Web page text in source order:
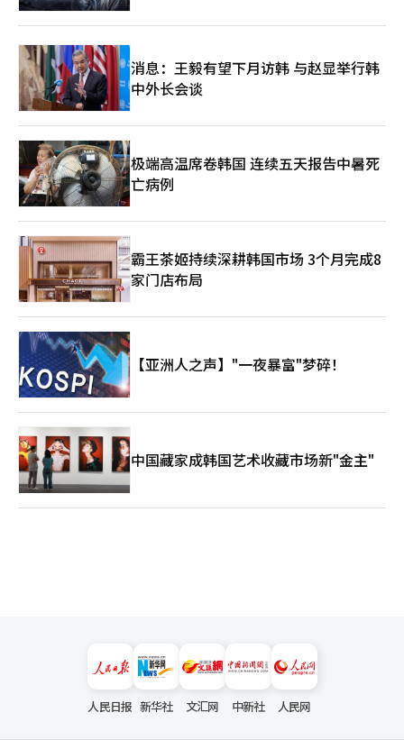
消息：王毅有望下月访韩 与赵显举行韩
中外长会谈
极端高温席卷韩国 连续五天报告中暑死
亡病例
霸王茶姬持续深耕韩国市场 3个月完成8
家门店布局
【亚洲人之声】"一夜暴富"梦碎！
中国藏家成韩国艺术收藏市场新"金主"
人民日报 新华社 文汇网 中新社 人民网